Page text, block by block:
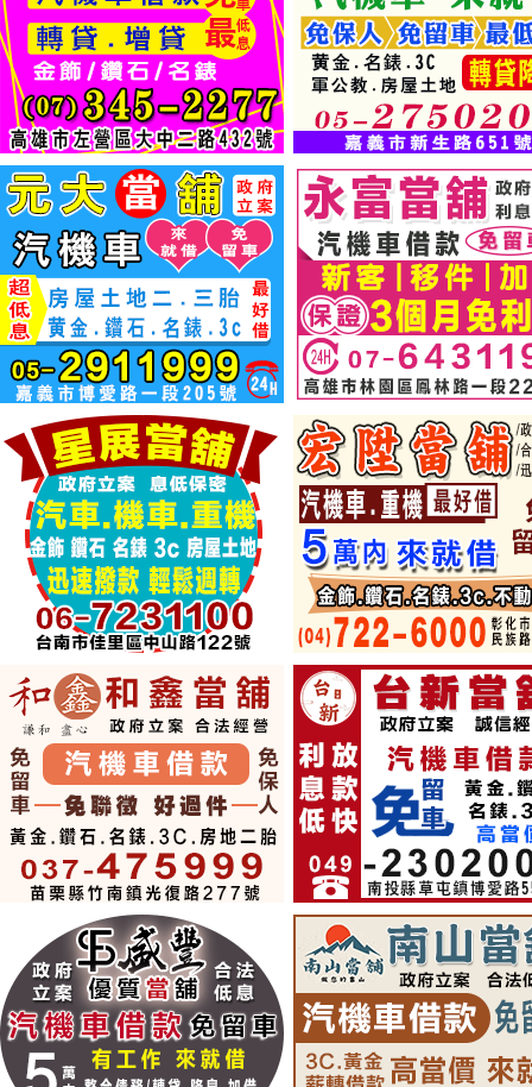
...
Tags:當舖 典當
當舖聯盟網提供當舖業走向E
發佈:汽車當舖,2009年6月2日 | 分類:當舖|
當舖聯盟網是針對台灣全省當舖業者，
的網路平臺。完善的網站功能，提供當
廣告方式提供消費者最直接的流當品搜
在當舖聯盟網上開通屬於自己的網站，
能夠幫助能在網路上全面的展示您的商
己全面的網路推廣和優化方案，能夠讓
戶，取得更好的廣告效果。當舖聯盟網
通過我們的共同努力，竭誠合作，能迎
Tags: 當舖
分頁:[«][1][2][3] 4[»]